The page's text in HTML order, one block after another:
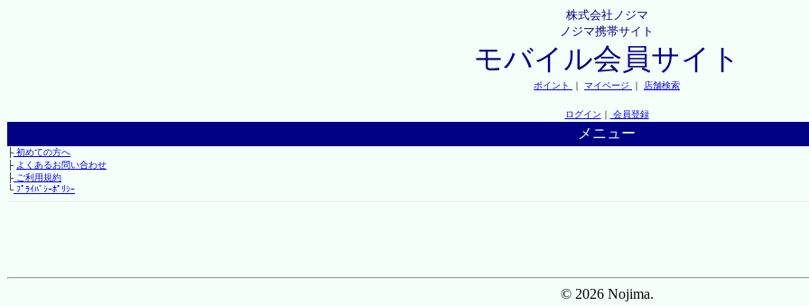
株式会社ノジマ
ノジマ携帯サイト
モバイル会員サイト
ポイント ｜ マイページ ｜ 店舗検索
ログイン ｜ 会員登録
メニュー
├初めての方へ
├ よくあるお問い合わせ
├ご利用規約
└ﾌﾟﾗｲﾊﾞｼｰﾎﾟﾘｼｰ
© 2026 Nojima.